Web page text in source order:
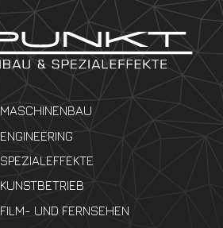
MASCHINENBAU
ENGINEERING
SPEZIALEFFEKTE
KUNSTBETRIEB
FILM- UND FERNSEHEN